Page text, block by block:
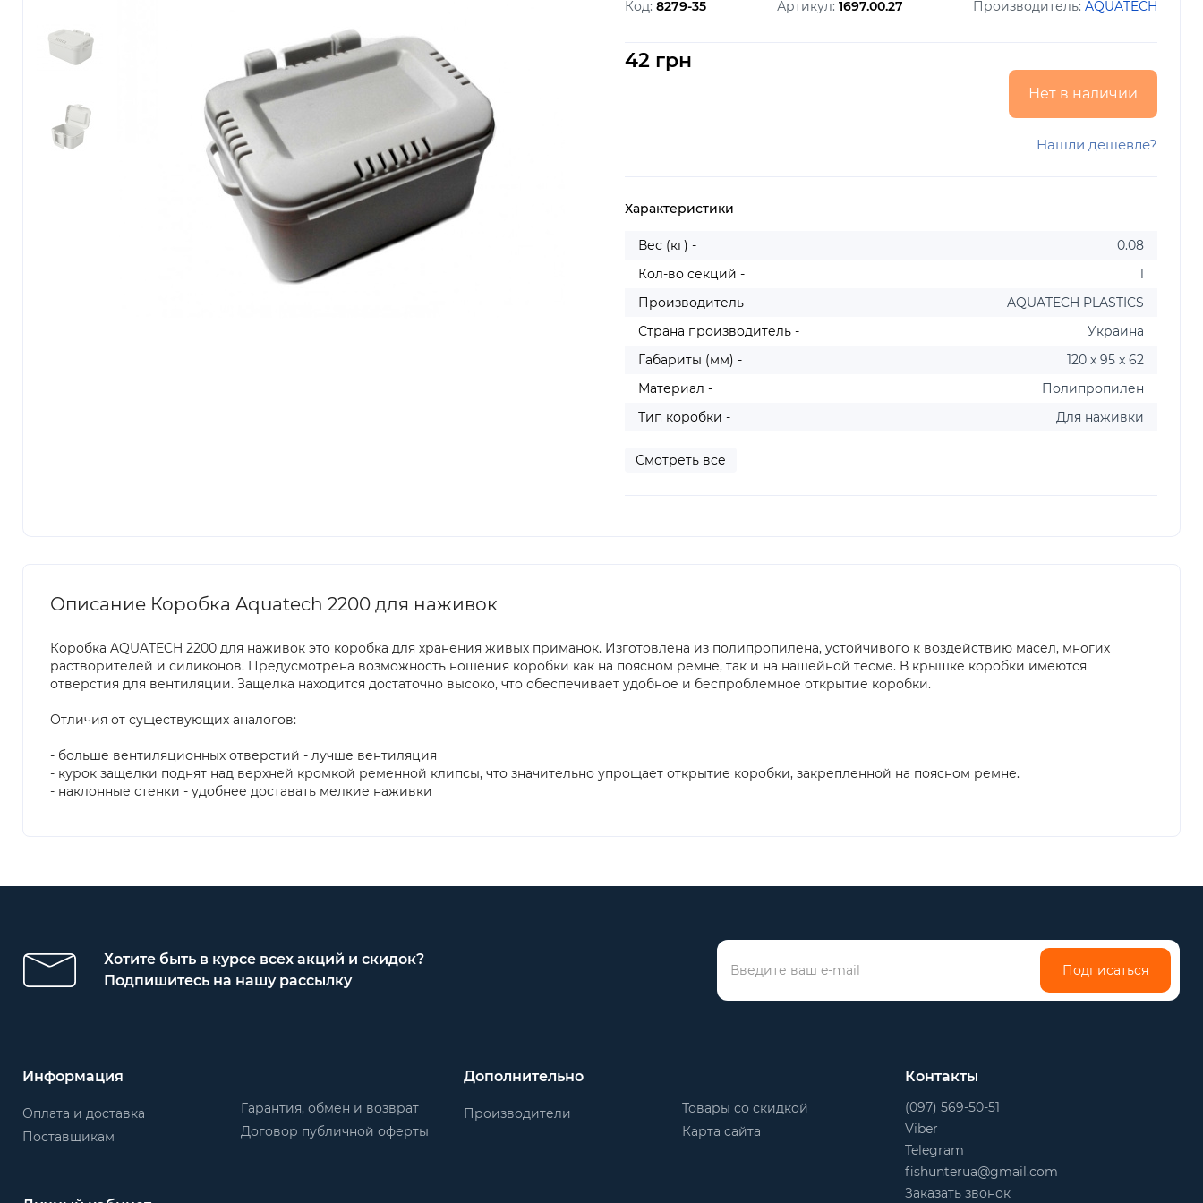
Код: 8279-35 Артикул: 1697.00.27 Производитель: AQUATECH
42 грн
Нет в наличии
Нашли дешевле?
Характеристики
Вес (кг) -
0.08
Кол-во секций -
1
Производитель -
AQUATECH PLASTICS
Страна производитель -
Украина
Габариты (мм) -
120 x 95 x 62
Материал -
Полипропилен
Тип коробки -
Для наживки
Смотреть все
Описание Коробка Aquatech 2200 для наживок
Коробка AQUATECH 2200 для наживок это коробка для хранения живых приманок. Изготовлена из полипропилена, устойчивого к воздействию масел, многих
растворителей и силиконов. Предусмотрена возможность ношения коробки как на поясном ремне, так и на нашейной тесме. В крышке коробки имеются
отверстия для вентиляции. Защелка находится достаточно высоко, что обеспечивает удобное и беспроблемное открытие коробки.
Отличия от существующих аналогов:
- больше вентиляционных отверстий - лучше вентиляция
- курок защелки поднят над верхней кромкой ременной клипсы, что значительно упрощает открытие коробки, закрепленной на поясном ремне.
- наклонные стенки - удобнее доставать мелкие наживки
Хотите быть в курсе всех акций и скидок?
Подпишитесь на нашу рассылку
Подписаться
Информация
Оплата и доставка
Поставщикам
Гарантия, обмен и возврат
Договор публичной оферты
Дополнительно
Производители
Товары со скидкой
Карта сайта
Контакты
(097) 569-50-51
Viber
Telegram
fishunterua@gmail.com
Заказать звонок